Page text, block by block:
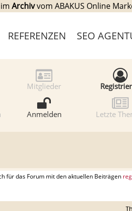
Archivvom ABAKUS Online
REFERENZEN SEO
Mitglieder
Anmelden Letzte
für das Forum mit den aktuellen Beiträgen